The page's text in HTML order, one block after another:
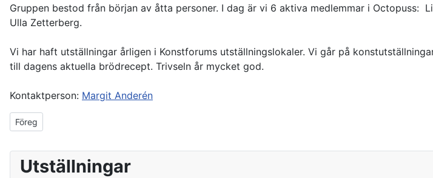
Gruppen bestod från början av åtta personer. I dag är vi 6 aktiva medlemmar i Octopuss:
Ulla Zetterberg.
Vi har haft utställningar årligen i Konstforums utställningslokaler. Vi går på
till dagens aktuella brödrecept. Trivseln år mycket god.
Kontaktperson: Margit Anderén
Föregående artikel: Avgifter i Järfälla Konstforum
Föreg
Utställningar